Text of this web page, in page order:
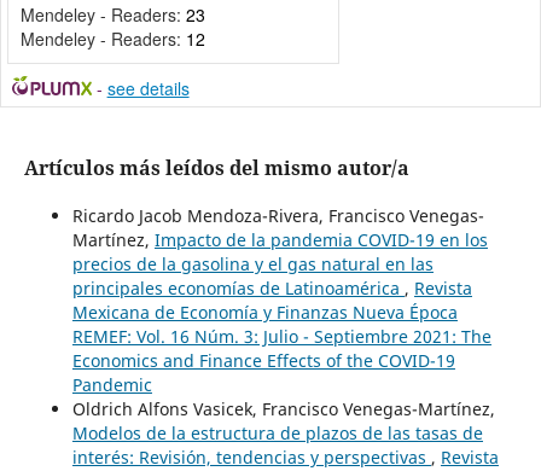
Mendeley - Readers: 23
Mendeley - Readers: 12
- see details
Artículos más leídos del mismo autor/a
Ricardo Jacob Mendoza-Rivera, Francisco Venegas-
Martínez, Impacto de la pandemia COVID-19 en los
precios de la gasolina y el gas natural en las
principales economías de Latinoamérica , Revista
Mexicana de Economía y Finanzas Nueva Época
REMEF: Vol. 16 Núm. 3: Julio - Septiembre 2021: The
Economics and Finance Effects of the COVID-19
Pandemic
Oldrich Alfons Vasicek, Francisco Venegas-Martínez,
Modelos de la estructura de plazos de las tasas de
interés: Revisión, tendencias y perspectivas , Revista